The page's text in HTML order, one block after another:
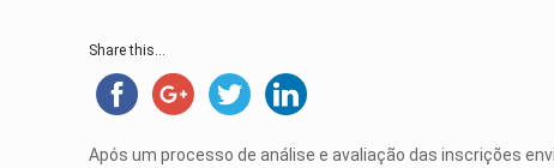
Share this...
Após um processo de análise e avaliação das inscrições